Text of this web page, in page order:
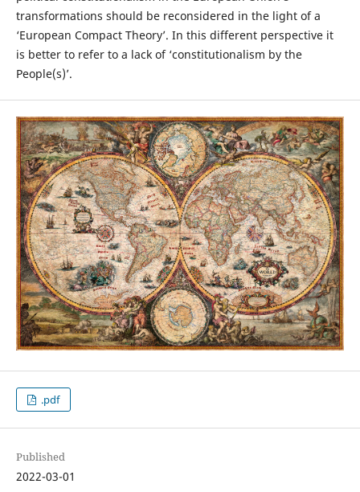
transformations should be reconsidered in the light of a
‘European Compact Theory’. In this different perspective it
is better to refer to a lack of ‘constitutionalism by the
People(s)’.
.pdf
Published
2022-03-01